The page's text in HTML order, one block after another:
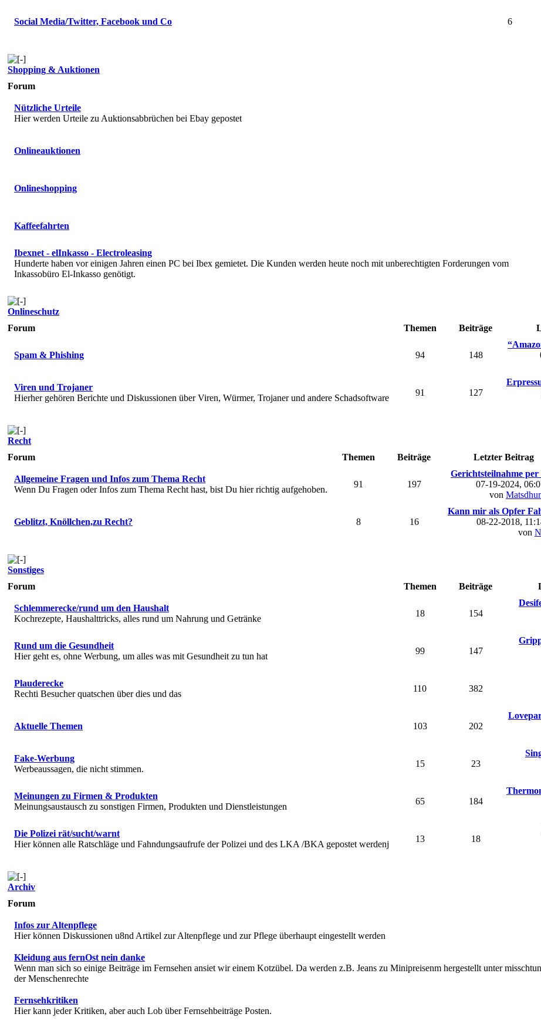
Social Media/Twitter, Facebook und Co 6
Shopping & Auktionen
Forum
Nützliche Urteile
Hier werden Urteile zu Auktionsabbrüchen bei Ebay gepostet
Onlineauktionen
Onlineshopping
Kaffeefahrten
Ibexnet - elInkasso - Electroleasing
Hunderte haben vor einigen Jahren einen PC bei Ibex gemietet. Die Kunden werden heute noch mit unberechtigten Forderungen vom
Inkassobüro El-Inkasso genötigt.
Onlineschutz
Forum
Themen Beiträge
Spam & Phishing 94 148
Viren und Trojaner
Hierher gehören Berichte und Diskussionen über Viren, Würmer, Trojaner und andere Schadsoftware
91 127
Recht
Forum
Themen Beiträge Letzter Beitrag
Allgemeine Fragen und Infos zum Thema Recht
Wenn Du Fragen oder Infos zum Thema Recht hast, bist Du hier richtig aufgehoben.
91 197
Gerichtsteilnahme
07-19-2024,
von
Geblitzt, Knöllchen,zu Recht? 8 16
Kann mir als Opfer
08-22-2018,
von
Sonstiges
Forum
Themen Beiträge
Schlemmerecke/rund um den Haushalt
Kochrezepte, Haushalttricks, alles rund um Nahrung und Getränke
18 154
Rund um die Gesundheit
Hier geht es, ohne Werbung, um alles was mit Gesundheit zu tun hat
99 147
Plauderecke
Rechti Besucher quatschen über dies und das
110 382
Aktuelle Themen 103 202
Fake-Werbung
Werbeaussagen, die nicht stimmen.
15 23
Meinungen zu Firmen & Produkten
Meinungsaustausch zu sonstigen Firmen, Produkten und Dienstleistungen
65 184
Die Polizei rät/sucht/warnt
Hier können alle Ratschläge und Fahndungsaufrufe der Polizei und des LKA /BKA gepostet werdenj
13 18
Archiv
Forum
Infos zur Altenpflege
Hier können Diskussionen u8nd Artikel zur Altenpflege und zur Pflege überhaupt eingestellt werden
Kleidung aus fernOst nein danke
Wenn man sich so einige Beiträge im Fernsehen ansiet wir einem Kotzübel. Da werden z.B. Jeans zu Minipreisenm hergestellt unter
der Menschenrechte
Fernsehkritiken
Hier kann jeder Kritiken, aber auch Lob über Fernsehbeiträge Posten.